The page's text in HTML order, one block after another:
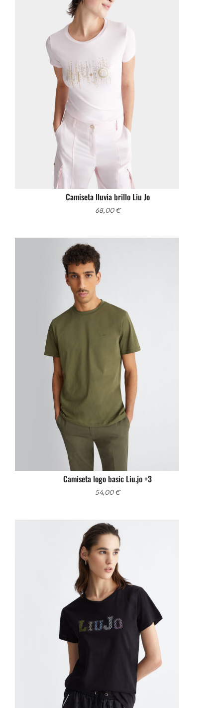
Camiseta lluvia brillo Liu Jo
68,00€
Camiseta logo basic Liu.jo +3
54,00€